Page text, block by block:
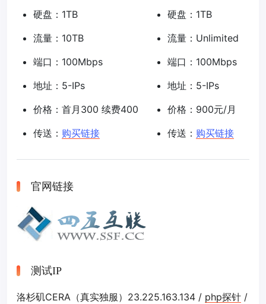
硬盘：1TB
流量：10TB
端口：100Mbps
地址：5-IPs
价格：首月300 续费400
传送： 购买链接
硬盘：1TB
流量：Unlimited
端口：100Mbps
地址：5-IPs
价格：900元/月
传送： 购买链接
官网链接
测试IP
洛杉矶CERA（真实独服）23.225.163.134 / php探针 /